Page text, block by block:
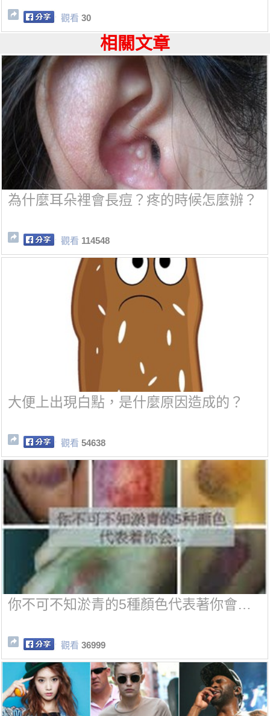
觀看 30
相關文章
為什麼耳朵裡會長痘？疼的時候怎麼辦？
觀看 114548
大便上出現白點，是什麼原因造成的？
觀看 54638
你不可不知淤青的5種顏色代表著你會…
觀看 36999